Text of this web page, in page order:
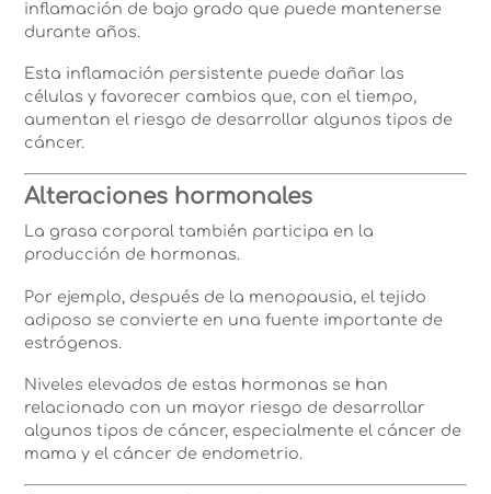
inflamación de bajo grado que puede mantenerse
durante años.
Esta inflamación persistente puede dañar las
células y favorecer cambios que, con el tiempo,
aumentan el riesgo de desarrollar algunos tipos de
cáncer.
Alteraciones hormonales
La grasa corporal también participa en la
producción de hormonas.
Por ejemplo, después de la menopausia, el tejido
adiposo se convierte en una fuente importante de
estrógenos.
Niveles elevados de estas hormonas se han
relacionado con un mayor riesgo de desarrollar
algunos tipos de cáncer, especialmente el cáncer de
mama y el cáncer de endometrio.